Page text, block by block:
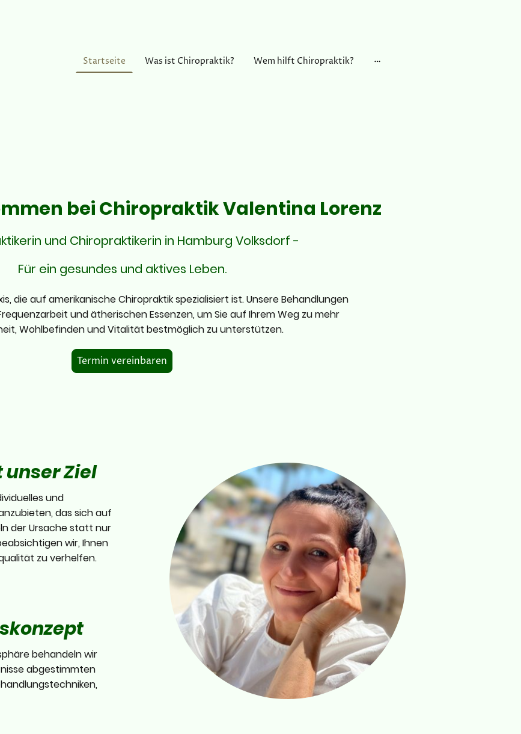
Startseite Was ist Chiropraktik? Wem hilft Chiropraktik?
bei Chiropraktik Valentina Lorenz
und Chiropraktikerin in Hamburg Volksdorf -
Für ein gesundes und aktives Leben.
die auf amerikanische Chiropraktik spezialisiert ist. Unsere Behandlungen
und ätherischen Essenzen, um Sie auf Ihrem Weg zu mehr
Wohlbefinden und Vitalität bestmöglich zu unterstützen.
Termin vereinbaren
Ziel
und
das sich auf
der Ursache statt nur
wir, Ihnen
zu verhelfen.
behandeln wir
abgestimmten